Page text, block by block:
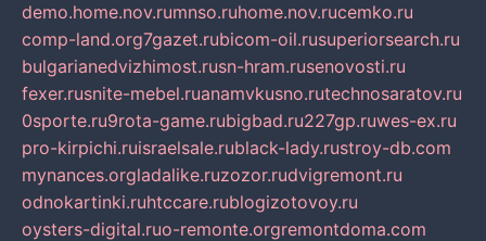
demo.home.nov.rumnso.ruhome.nov.rucemko.ru
comp-land.org7gazet.rubicom-oil.rusuperiorsearch.ru
bulgarianedvizhimost.rusn-hram.rusenovosti.ru
fexer.rusnite-mebel.ruanamvkusno.rutechnosaratov.ru
0sporte.ru9rota-game.rubigbad.ru227gp.ruwes-ex.ru
pro-kirpichi.ruisraelsale.rublack-lady.rustroy-db.com
mynances.orgladalike.ruzozor.rudvigremont.ru
odnokartinki.ruhtccare.rublogizotovoy.ru
oysters-digital.ruo-remonte.orgremontdoma.com